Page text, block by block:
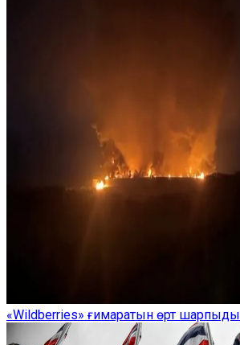
«Wildberries» ғимаратын өрт шарпыды